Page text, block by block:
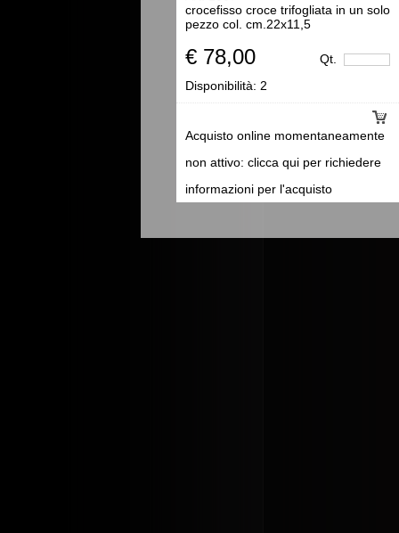
crocefisso croce trifogliata in un solo
pezzo col. cm.22x11,5
€ 78,00 Qt.
Acquisto online momentaneamente
non attivo: clicca qui per richiedere
informazioni per l'acquisto
Disponibilità: 2